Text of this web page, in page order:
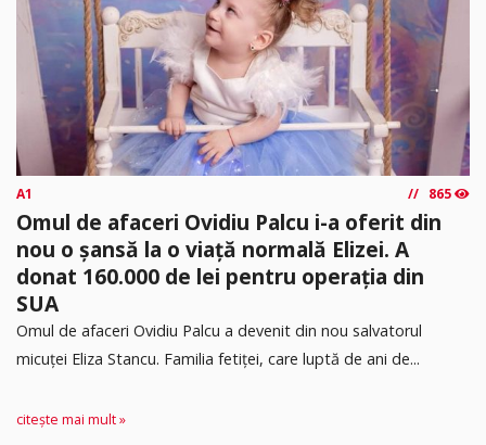
A1 865
Omul de afaceri Ovidiu Palcu i-a oferit din
nou o șansă la o viață normală Elizei. A
donat 160.000 de lei pentru operația din
SUA
Omul de afaceri Ovidiu Palcu a devenit din nou salvatorul
micuței Eliza Stancu. Familia fetiței, care luptă de ani de...
citește mai mult »